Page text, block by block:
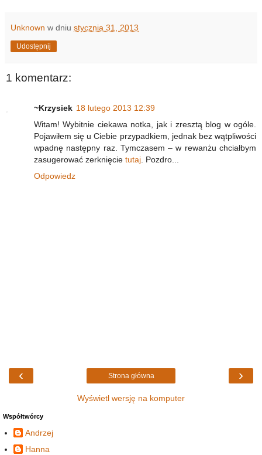
Unknown w dniu stycznia 31, 2013
Udostępnij
1 komentarz:
~Krzysiek 18 lutego 2013 12:39
Witam! Wybitnie ciekawa notka, jak i zresztą blog w ogóle.
Pojawiłem się u Ciebie przypadkiem, jednak bez wątpliwości
wpadnę następny raz. Tymczasem – w rewanżu chciałbym
zasugerować zerknięcie tutaj. Pozdro...
Odpowiedz
‹ ›
Strona główna
Wyświetl wersję na komputer
Współtwórcy
Andrzej
Hanna